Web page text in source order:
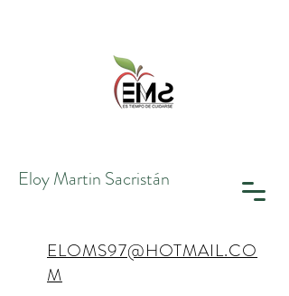
Eloy Martin Sacristán
ELOMS97@HOTMAIL.CO
M